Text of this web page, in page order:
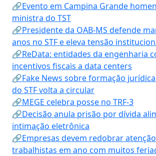
🔗Evento em Campina Grande
ministra do TST
🔗Presidente da OAB-MS defende
anos no STF e eleva tensão
🔗ReData: entidades da engenharia
incentivos fiscais a data centers
🔗Fake News sobre formação
do STF volta a circular
🔗MEGE celebra posse no TRF-3
🔗Decisão anula prisão por dívida
intimação eletrônica
🔗Empresas devem redobrar
trabalhistas em ano com muitos